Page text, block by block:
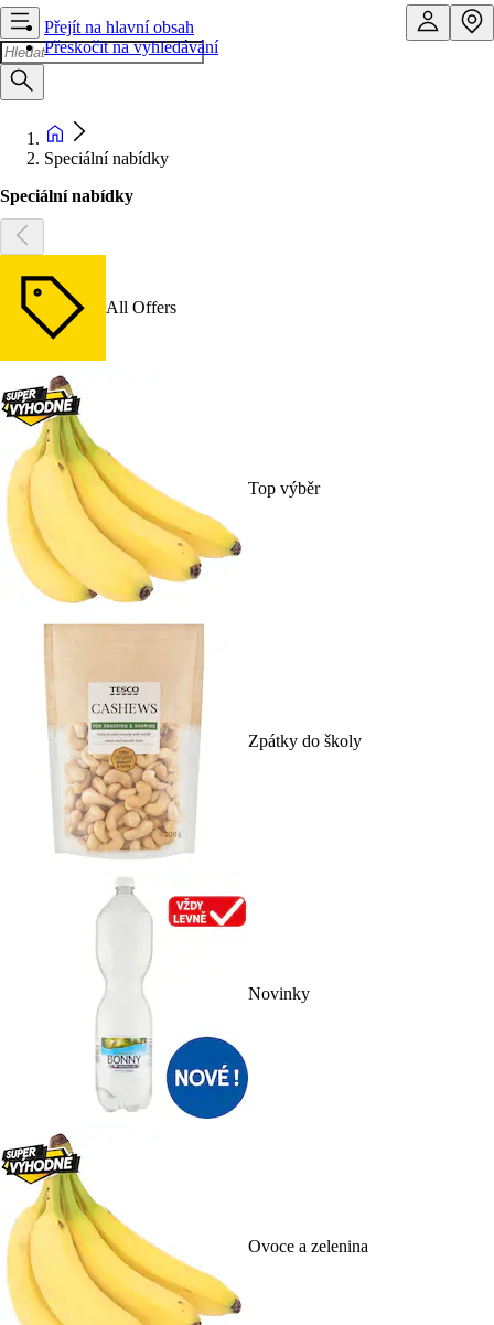
Přejít na hlavní obsah
Přeskočit na vyhledávání
Speciální nabídky
Speciální nabídky
All Offers
Top výběr
Zpátky do školy
Novinky
Ovoce a zelenina